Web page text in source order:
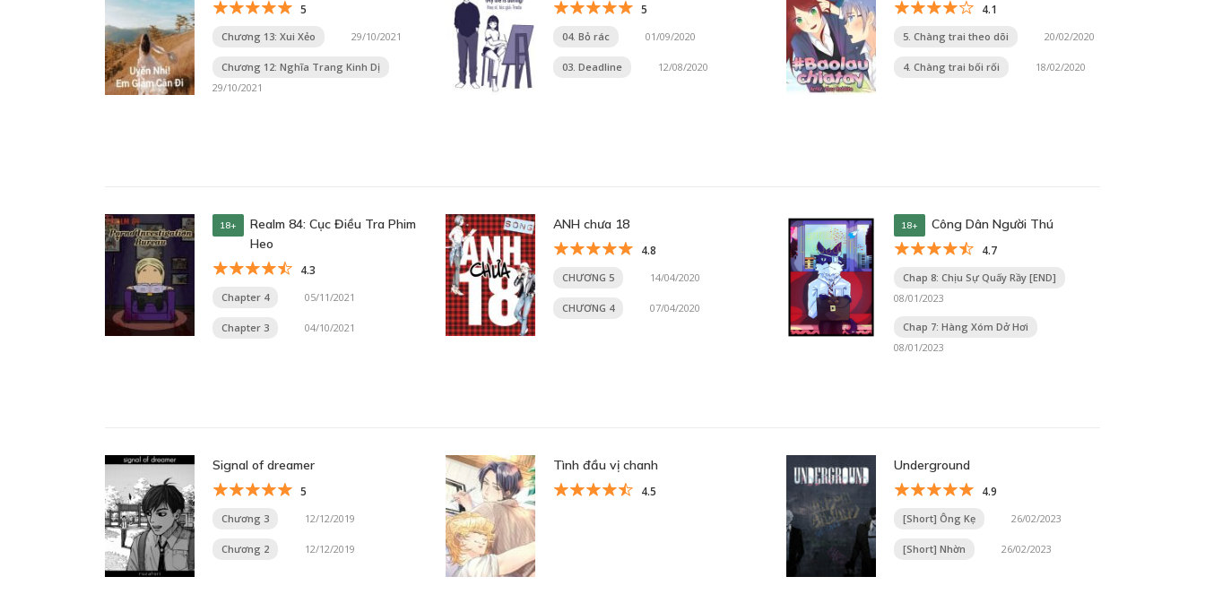
5
Chương 13: Xui Xẻo 29/10/2021
Chương 12: Nghĩa Trang Kinh Dị
29/10/2021
5
04. Bỏ rác 01/09/2020
03. Deadline 12/08/2020
4.1
5. Chàng trai theo dõi 20/02/2020
4. Chàng trai bối rối 18/02/2020
18+
Realm 84: Cục Điều Tra Phim
Heo
4.3
Chapter 4 05/11/2021
Chapter 3 04/10/2021
ANH chưa 18
4.8
CHƯƠNG 5 14/04/2020
CHƯƠNG 4 07/04/2020
18+ Công Dân Người Thú
4.7
Chap 8: Chịu Sự Quấy Rầy [END]
08/01/2023
Chap 7: Hàng Xóm Dở Hơi
08/01/2023
Signal of dreamer
5
Chương 3 12/12/2019
Chương 2 12/12/2019
Tình đầu vị chanh
4.5
Underground
4.9
[Short] Ông Kẹ 26/02/2023
[Short] Nhờn 26/02/2023